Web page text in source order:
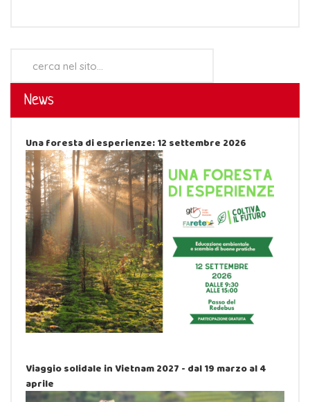
News
Una foresta di esperienze: 12 settembre 2026
Viaggio solidale in Vietnam 2027 - dal 19 marzo al 4
aprile